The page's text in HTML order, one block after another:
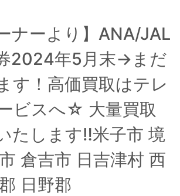
ナーより】ANA/JAL
2024年5月末→まだ
す！高価買取はテレ
ビスへ☆ 大量買取
たします‼米子市 境
倉吉市 日吉津村 西
日野郡